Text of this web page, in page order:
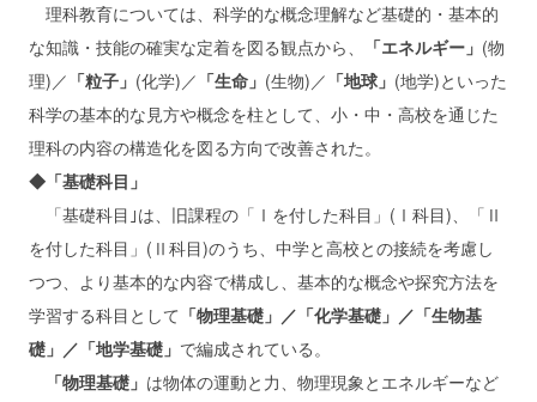
理科教育については、科学的な概念理解など基礎的・基本的
な知識・技能の確実な定着を図る観点から、
「エネルギー」 (物
理)／ 「粒子」 (化学)／ 「生命」 (生物)／ 「地球」 (地学)といった
科学の基本的な見方や概念を柱として、小・中・高校を通じた
理科の内容の構造化を図る方向で改善された。
◆「基礎科目」
「基礎科目｣は、旧課程の「Ⅰを付した科目」(Ⅰ科目)、「Ⅱ
を付した科目」(Ⅱ科目)のうち、中学と高校との接続を考慮し
つつ、より基本的な内容で構成し、基本的な概念や探究方法を
学習する科目として 「物理基礎」／「化学基礎」／「生物基
礎」／「地学基礎」 で編成されている。
「物理基礎」 は物体の運動と力、物理現象とエネルギーなど